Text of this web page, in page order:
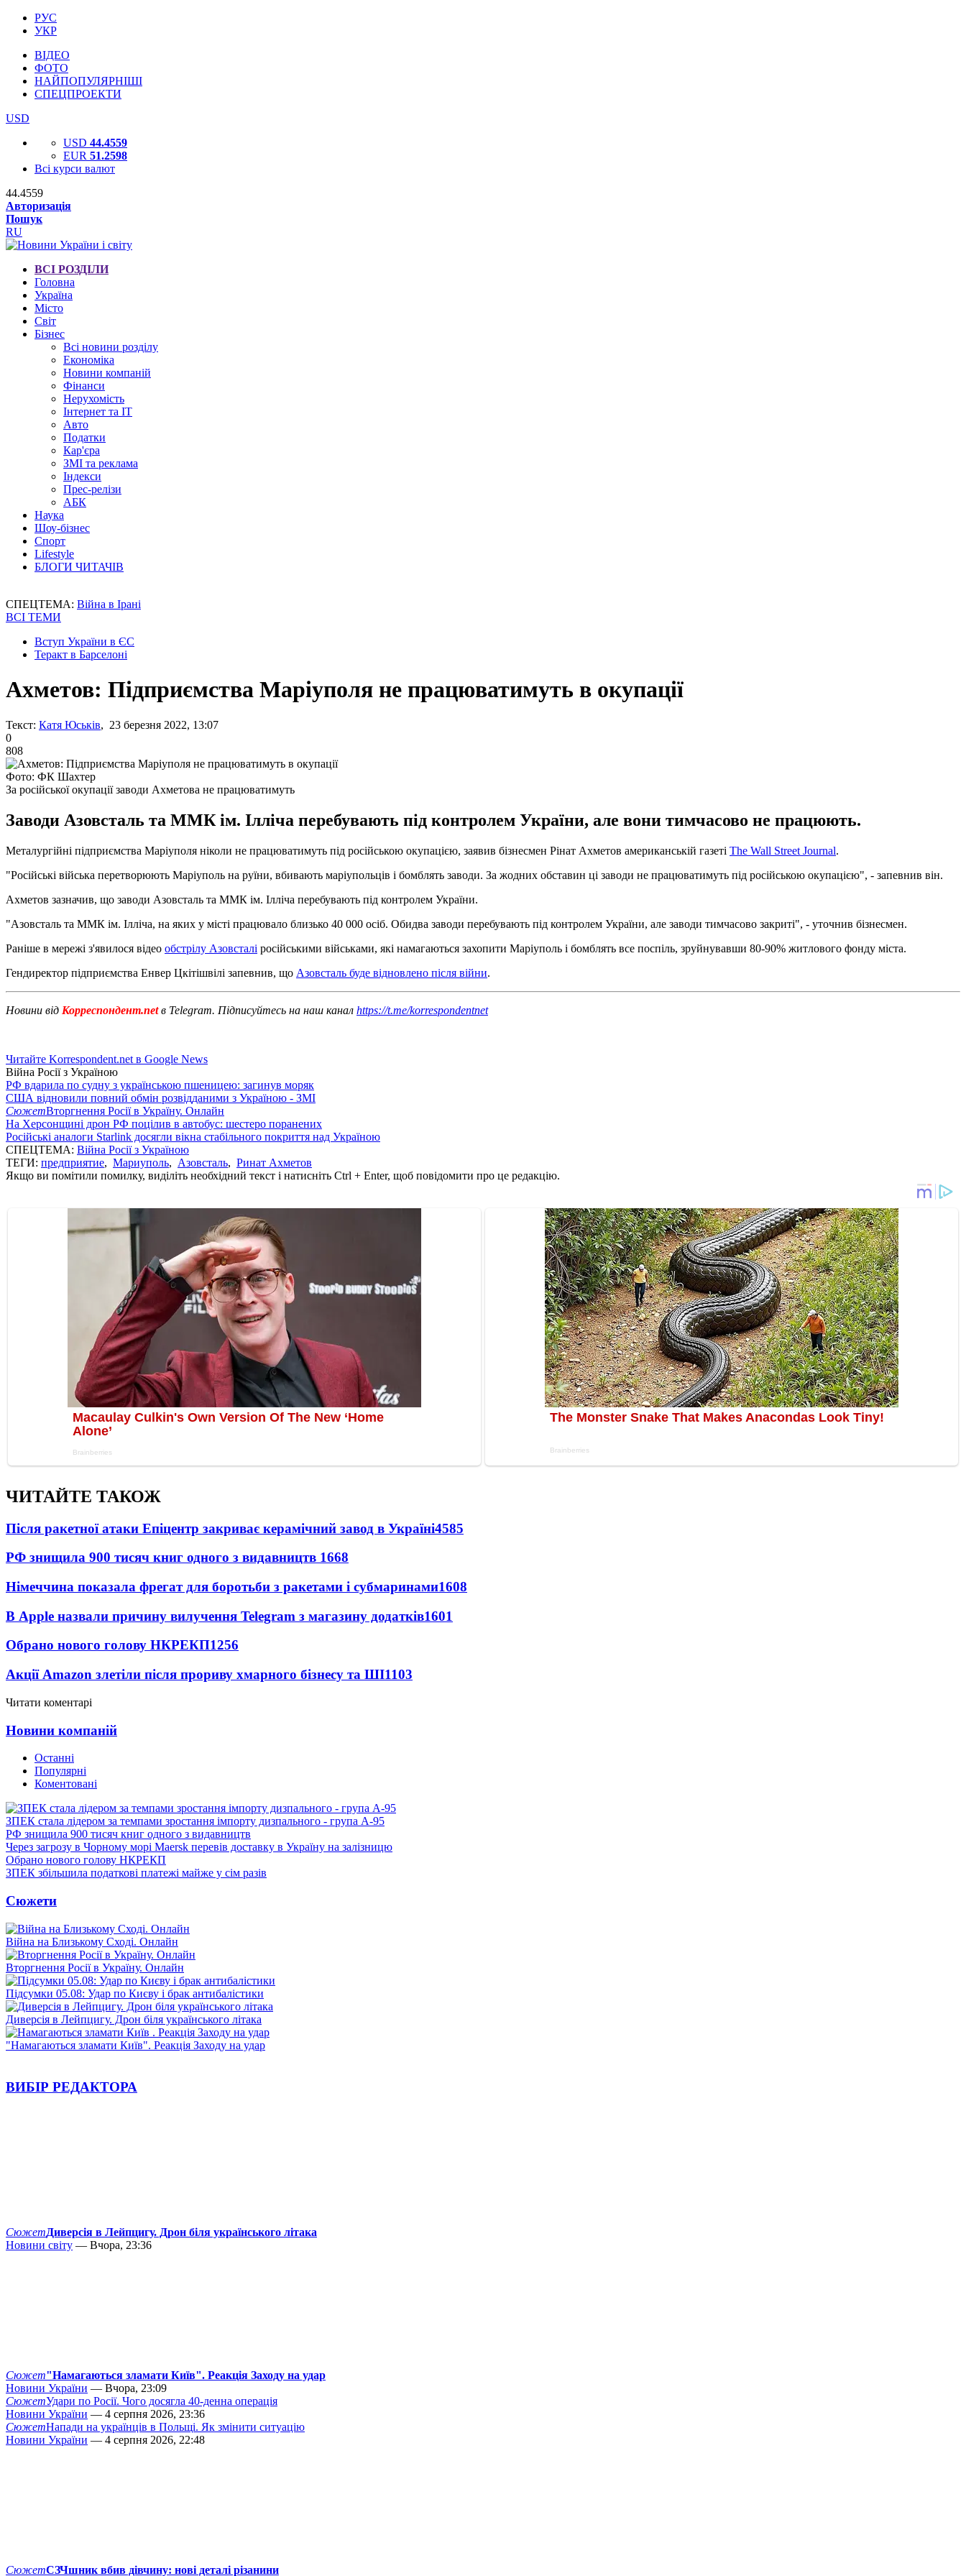
РУС
УКР
ВІДЕО
ФОТО
НАЙПОПУЛЯРНІШІ
СПЕЦПРОЕКТИ
USD
USD 44.4559
EUR 51.2598
Всі курси валют
44.4559
Авторизація
Пошук
RU
ВСІ РОЗДІЛИ
Головна
Україна
Місто
Світ
Бізнес
Всі новини розділу
Економіка
Новини компаній
Фінанси
Нерухомість
Інтернет та IT
Авто
Податки
Кар'єра
ЗМІ та реклама
Індекси
Прес-релізи
АБК
Наука
Шоу-бізнес
Спорт
Lifestyle
БЛОГИ ЧИТАЧІВ
СПЕЦТЕМА: Війна в Ірані
ВСІ ТЕМИ
Вступ України в ЄС
Теракт в Барселоні
Ахметов: Підприємства Маріуполя не працюватимуть в окупації
Текст: Катя Юськів, 23 березня 2022, 13:07
0
808
Фото: ФК Шахтер
За російської окупації заводи Ахметова не працюватимуть
Заводи Азовсталь та ММК ім. Ілліча перебувають під контролем України, але вони тимчасово не працюють.
Металургійні підприємства Маріуполя ніколи не працюватимуть під російською окупацією, заявив бізнесмен Рінат Ахметов американській газеті The Wall Street Journal.
"Російські війська перетворюють Маріуполь на руїни, вбивають маріупольців і бомблять заводи. За жодних обставин ці заводи не працюватимуть під російською окупацією", - запевнив він.
Ахметов зазначив, що заводи Азовсталь та ММК ім. Ілліча перебувають під контролем України.
"Азовсталь та ММК ім. Ілліча, на яких у місті працювало близько 40 000 осіб. Обидва заводи перебувають під контролем України, але заводи тимчасово закриті", - уточнив бізнесмен.
Раніше в мережі з'явилося відео обстрілу Азовсталі російськими військами, які намагаються захопити Маріуполь і бомблять все поспіль, зруйнувавши 80-90% житлового фонду міста.
Гендиректор підприємства Енвер Цкітішвілі запевнив, що Азовсталь буде відновлено після війни.
Новини від Корреспондент.netв Telegram. Підписуйтесь на наш канал https://t.me/korrespondentnet
Читайте Korrespondent.net в Google News
Війна Росії з Україною
РФ вдарила по судну з українською пшеницею: загинув моряк
США відновили повний обмін розвідданими з Україною - ЗМІ
СюжетВторгнення Росії в Україну. Онлайн
На Херсонщині дрон РФ поцілив в автобус: шестеро поранених
Російські аналоги Starlink досягли вікна стабільного покриття над Україною
СПЕЦТЕМА: Війна Росії з Україною
ТЕГИ: предприятие, Мариуполь, Азовсталь, Ринат Ахметов
Якщо ви помітили помилку, виділіть необхідний текст і натисніть Ctrl + Enter, щоб повідомити про це редакцію.
ЧИТАЙТЕ ТАКОЖ
Після ракетної атаки Епіцентр закриває керамічний завод в Україні4585
РФ знищила 900 тисяч книг одного з видавництв 1668
Німеччина показала фрегат для боротьби з ракетами і субмаринами1608
В Apple назвали причину вилучення Telegram з магазину додатків1601
Обрано нового голову НКРЕКП1256
Акції Amazon злетіли після прориву хмарного бізнесу та ШІ1103
Читати коментарі
Новини компаній
Останні
Популярні
Коментовані
ЗПЕК стала лідером за темпами зростання імпорту дизпального - група А-95
РФ знищила 900 тисяч книг одного з видавництв
Через загрозу в Чорному морі Maersk перевів доставку в Україну на залізницю
Обрано нового голову НКРЕКП
ЗПЕК збільшила податкові платежі майже у сім разів
Сюжети
Війна на Близькому Сході. Онлайн
Вторгнення Росії в Україну. Онлайн
Підсумки 05.08: Удар по Києву і брак антибалістики
Диверсія в Лейпцигу. Дрон біля українського літака
"Намагаються зламати Київ". Реакція Заходу на удар
ВИБІР РЕДАКТОРА
СюжетДиверсія в Лейпцигу. Дрон біля українського літака
Новини світу — Вчора, 23:36
Сюжет"Намагаються зламати Київ". Реакція Заходу на удар
Новини України — Вчора, 23:09
СюжетУдари по Росії. Чого досягла 40-денна операція
Новини України — 4 серпня 2026, 23:36
СюжетНапади на українців в Польщі. Як змінити ситуацію
Новини України — 4 серпня 2026, 22:48
СюжетСЗЧшник вбив дівчину: нові деталі різанини